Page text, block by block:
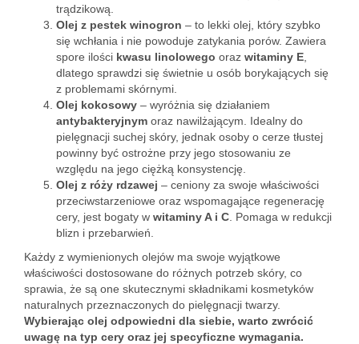
trądzikową.
Olej z pestek winogron – to lekki olej, który szybko
się wchłania i nie powoduje zatykania porów. Zawiera
spore ilości kwasu linolowego oraz witaminy E
dlatego sprawdzi się świetnie u osób borykających się
z problemami skórnymi.
Olej kokosowy – wyróżnia się działaniem
antybakteryjnym oraz nawilżającym. Idealny do
pielęgnacji suchej skóry, jednak osoby o cerze tłustej
powinny być ostrożne przy jego stosowaniu ze
względu na jego ciężką konsystencję.
Olej z róży rdzawej – ceniony za swoje właściwości
przeciwstarzeniowe oraz wspomagające regenerację
cery, jest bogaty w witaminy A i C . Pomaga w redukcji
blizn i przebarwień.
Każdy z wymienionych olejów ma swoje wyjątkowe
właściwości dostosowane do różnych potrzeb skóry, co
sprawia, że są one skutecznymi składnikami kosmetyków
naturalnych przeznaczonych do pielęgnacji twarzy.
Wybierając olej odpowiedni dla siebie, warto zwrócić
uwagę na typ cery oraz jej specyficzne wymagania.